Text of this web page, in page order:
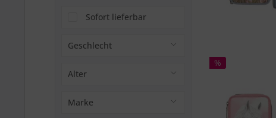
Sofort lieferbar
Geschlecht
für Mädchen
Alter
ab 2 Jahren
Marke
%